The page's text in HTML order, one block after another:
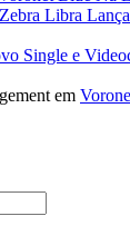
Zebra Libra
Single e
em